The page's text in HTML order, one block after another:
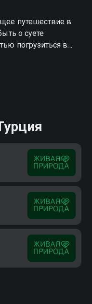
путешествие в
о суете
погрузиться в